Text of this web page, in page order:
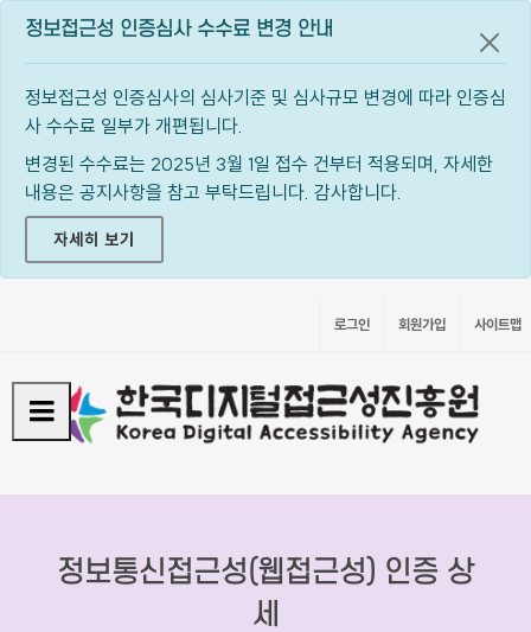
정보접근성 인증심사 수수료 변경 안내
정보접근성 인증심사의 심사기준 및 심사규모 변경에 따라 인증심
사 수수료 일부가 개편됩니다.
변경된 수수료는 2025년 3월 1일 접수 건부터 적용되며, 자세한
내용은 공지사항을 참고 부탁드립니다. 감사합니다.
자세히 보기
공지
로그인 회원가입 사이트맵
정보통신접근성(웹접근성) 인증 상
세